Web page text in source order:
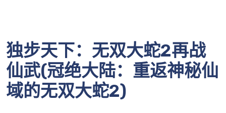
独步天下：无双大蛇2再战
仙武(冠绝大陆：重返神秘仙
域的无双大蛇2)